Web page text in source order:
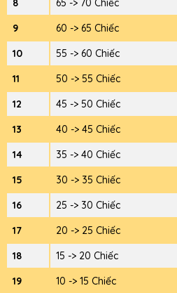
8 65 -> 70 Chiếc
9
60 -> 65 Chiếc
10
55 -> 60 Chiếc
11
50 -> 55 Chiếc
12
45 -> 50 Chiếc
13
40 -> 45 Chiếc
14
35 -> 40 Chiếc
15
30 -> 35 Chiếc
16
25 -> 30 Chiếc
17
20 -> 25 Chiếc
18
15 -> 20 Chiếc
19
10 -> 15 Chiếc